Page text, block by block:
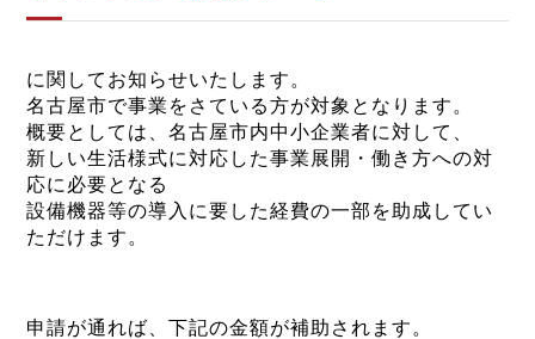
に関してお知らせいたします。
名古屋市で事業をさている方が対象となります。
概要としては、名古屋市内中小企業者に対して、
新しい生活様式に対応した事業展開・働き方への対
応に必要となる
設備機器等の導入に要した経費の一部を助成してい
ただけます。
申請が通れば、下記の金額が補助されます。